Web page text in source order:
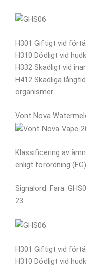
H301 Giftigt vid
H310 Dödligt vid
H332 Skadligt vid
H412 Skadliga
organismer.
Vont Nova
Klassificering av
enligt förordning
Signalord: Fara.
23.
H301 Giftigt vid
H310 Dödligt vid